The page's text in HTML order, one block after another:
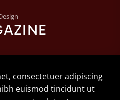
consectetuer adipiscing
euismod tincidunt ut